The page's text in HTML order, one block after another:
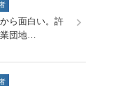
ら面白い。許
業団地…